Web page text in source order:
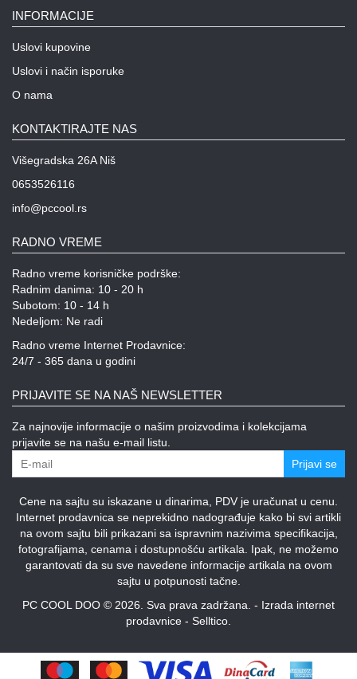
INFORMACIJE
Uslovi kupovine
Uslovi i način isporuke
O nama
KONTAKTIRAJTE NAS
Višegradska 26A Niš
0653526116
info@pccool.rs
RADNO VREME
Radno vreme korisničke podrške:
Radnim danima: 10 - 20 h
Subotom: 10 - 14 h
Nedeljom: Ne radi
Radno vreme Internet Prodavnice:
24/7 - 365 dana u godini
PRIJAVITE SE NA NAŠ NEWSLETTER
Za najnovije informacije o našim proizvodima i kolekcijama
prijavite se na našu e-mail listu.
Prijavi se
Cene na sajtu su iskazane u dinarima, PDV je uračunat u cenu.
Internet prodavnica se neprekidno nadograđuje kako bi svi artikli
na ovom sajtu bili prikazani sa ispravnim nazivima specifikacija,
fotografijama, cenama i dostupnošću artikala. Ipak, ne možemo
garantovati da su sve navedene informacije artikala na ovom
sajtu u potpunosti tačne.
PC COOL DOO © 2026. Sva prava zadržana. - Izrada internet
prodavnice - Selltico.